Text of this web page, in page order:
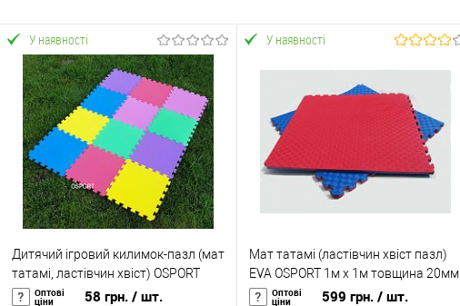
У наявності
Дитячий ігровий килимок-пазл (мат
татамі, ластівчин хвіст) OSPORT
30см х 30см товщина 10мм (FI-
Оптові
ціни 58 грн. / шт.
У наявності
Мат татамі (ластівчин хвіст пазл)
EVA OSPORT 1м х 1м товщина 20мм
(FI-0010-20)
Оптові
ціни 599 грн. / шт.